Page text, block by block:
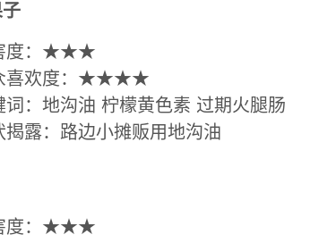
：★★★
欢度：★★★★
地沟油 柠檬黄色素 过期火腿肠
：路边小摊贩用地沟油
：★★★